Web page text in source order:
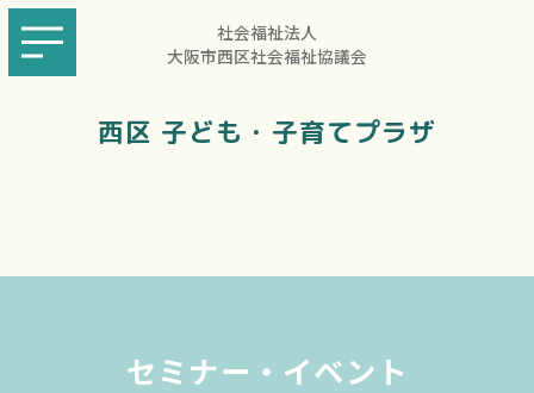
社会福祉法人
大阪市西区社会福祉協議会
西区 子ども・子育てプラザ
セミナー・イベント